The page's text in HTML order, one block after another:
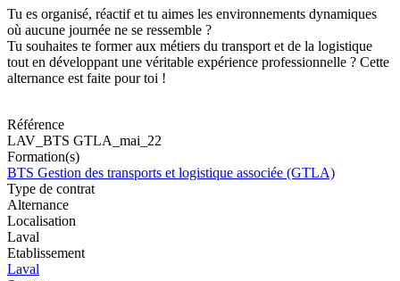
Tu es organisé, réactif et tu aimes les environnements dynamiques
où aucune journée ne se ressemble ?
Tu souhaites te former aux métiers du transport et de la logistique
tout en développant une véritable expérience professionnelle ? Cette
alternance est faite pour toi !
Référence
LAV_BTS GTLA_mai_22
Formation(s)
BTS Gestion des transports et logistique associée (GTLA)
Type de contrat
Alternance
Localisation
Laval
Etablissement
Laval